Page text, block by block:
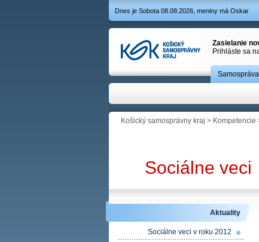
Dnes je Sobota 08.08.2026, meniny má Oskar
Zasielanie
Prihláste sa
Samospráva
Košický samosprávny kraj > Kompetencie
Sociálne veci
Aktuality
Sociálne veci v roku 2012